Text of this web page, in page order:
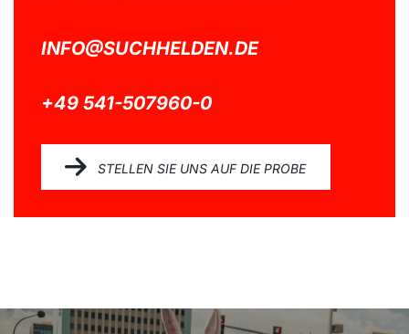
INFO@SUCHHELDEN.DE
+49 541-507960-0
STELLEN SIE UNS AUF DIE PROBE